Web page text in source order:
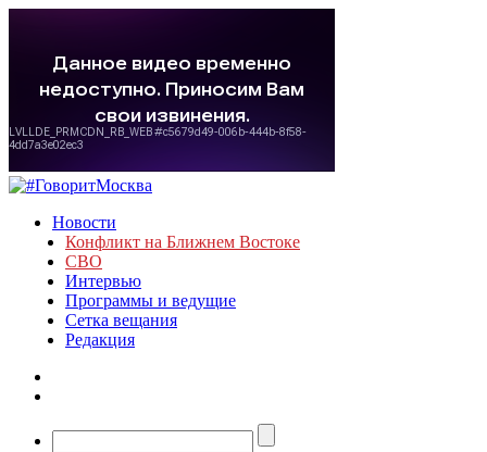
Новости
Конфликт на Ближнем Востоке
СВО
Интервью
Программы и ведущие
Сетка вещания
Редакция